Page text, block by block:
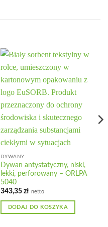
DYWANY
Dywan antystatyczny, niski,
lekki, perforowany – ORLPA
5040
343,35 zł netto
DODAJ DO KOSZYKA